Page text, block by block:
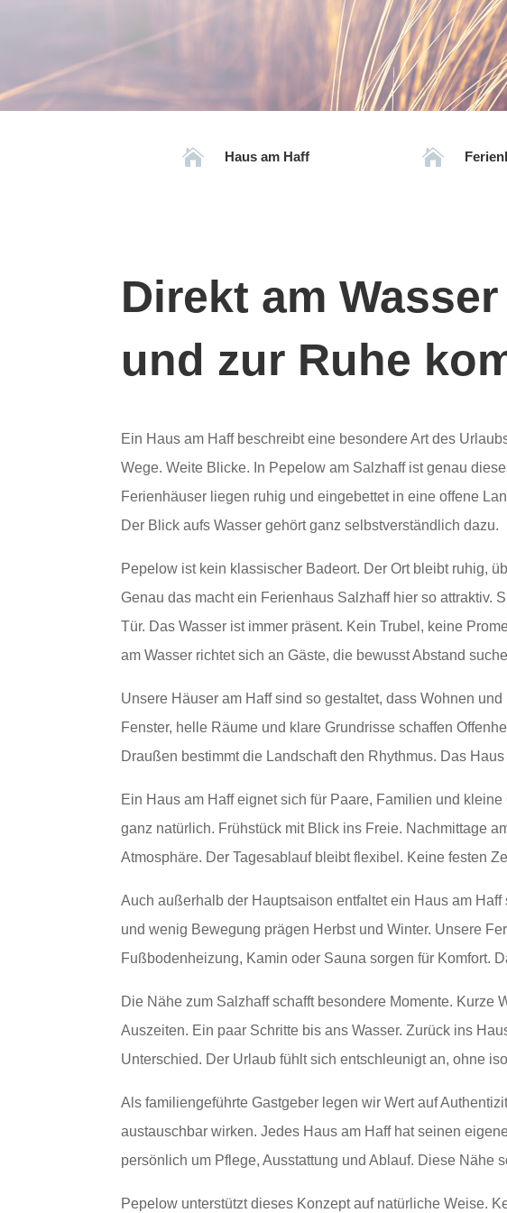
 Haus am Haff 
Direkt am
und zur Ruhe
Ein Haus am Haff beschreibt eine besondere Art des
Wege. Weite Blicke. In Pepelow am Salzhaff ist genau
Ferienhäuser liegen ruhig und eingebettet in eine offene
Der Blick aufs Wasser gehört ganz selbstverständlich dazu.
Pepelow ist kein klassischer Badeort. Der Ort bleibt ruhig,
Genau das macht ein Ferienhaus Salzhaff hier so attraktiv.
Tür. Das Wasser ist immer präsent. Kein Trubel, keine
am Wasser richtet sich an Gäste, die bewusst Abstand
Unsere Häuser am Haff sind so gestaltet, dass Wohnen
Fenster, helle Räume und klare Grundrisse schaffen
Draußen bestimmt die Landschaft den Rhythmus. Das
Ein Haus am Haff eignet sich für Paare, Familien und
ganz natürlich. Frühstück mit Blick ins Freie. Nachmittage
Atmosphäre. Der Tagesablauf bleibt flexibel. Keine festen
Auch außerhalb der Hauptsaison entfaltet ein Haus am
und wenig Bewegung prägen Herbst und Winter. Unsere
Fußbodenheizung, Kamin oder Sauna sorgen für Komfort.
Die Nähe zum Salzhaff schafft besondere Momente. Kurze
Auszeiten. Ein paar Schritte bis ans Wasser. Zurück ins
Unterschied. Der Urlaub fühlt sich entschleunigt an, ohne
Als familiengeführte Gastgeber legen wir Wert auf
austauschbar wirken. Jedes Haus am Haff hat seinen
persönlich um Pflege, Ausstattung und Ablauf. Diese Nähe
Pepelow unterstützt dieses Konzept auf natürliche Weise.